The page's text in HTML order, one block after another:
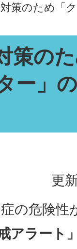
策のため「
策の
ー」
更
の危険性
アラート